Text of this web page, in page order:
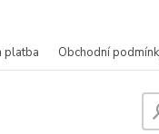
platba Obchodní